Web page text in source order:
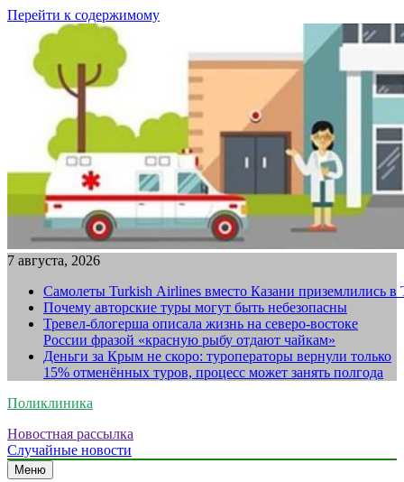
Перейти к содержимому
7 августа, 2026
Самолеты Turkish Airlines вместо Казани приземлились в
Почему авторские туры могут быть небезопасны
Тревел-блогерша описала жизнь на северо-востоке
России фразой «красную рыбу отдают чайкам»
Деньги за Крым не скоро: туроператоры вернули только
15% отменённых туров, процесс может занять полгода
Поликлиника
Новостная рассылка
Случайные новости
Меню